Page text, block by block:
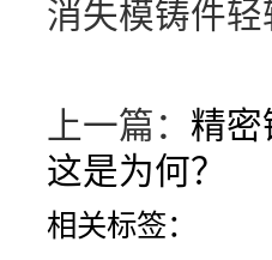
消失模铸件
上一篇： 精密
这是为何？
相关标签：